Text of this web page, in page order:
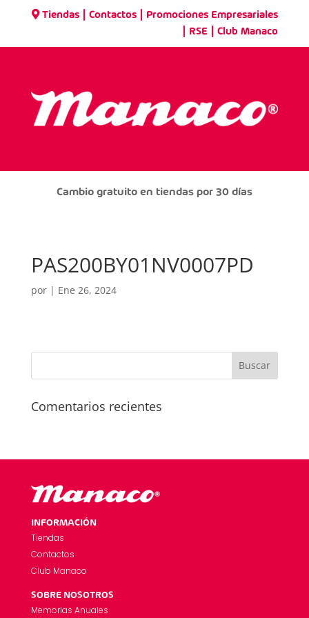
Tiendas |Contactos Promociones Empresariales
RSE |Club Manaco
Cambio gratuito en tiendas por 30 días
PAS200BY01NV0007PD
por | Ene 26, 2024
Comentarios recientes
INFORMACIÓN
Tiendas
Contactos
Club Manaco
SOBRE NOSOTROS
Memorias Anuales